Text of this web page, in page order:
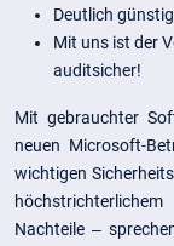
Deutlich
Mit uns ist der
auditsicher!
Mit gebrauchter
neuen Microsoft-
wichtigen
Nachteile –